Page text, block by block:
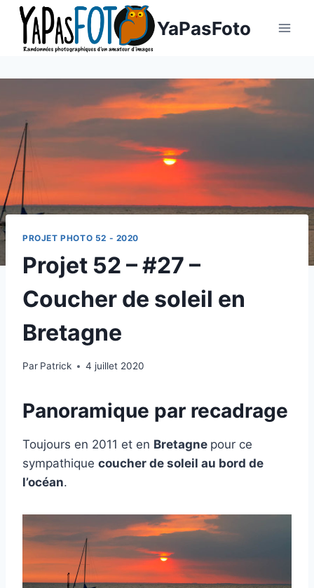
Aller
contenu
YaPasFoto
PROJET PHOTO 52 - 2020
Projet 52 – #27 –
Coucher de soleil en
Bretagne
Par Patrick 4 juillet 2020
Panoramique par recadrage
Toujours en 2011 et en Bretagne pour ce
sympathique coucher de soleil au bord de
l’océan.